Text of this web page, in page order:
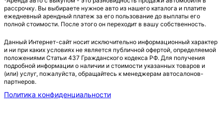
рассрочку. Вы выбираете нужное авто из нашего каталога и платите
ежедневный арендный платеж за его пользование до выплаты его
полной стоимости. После этого он переходит в вашу собственность.
Данный Интернет-сайт носит исключительно информационный характер
и ни при каких условиях не является публичной офертой, определяемой
положениями Статьи 437 Гражданского кодекса РФ. Для получения
подробной информации о наличии и стоимости указанных товаров и
(или) услуг, пожалуйста, обращайтесь к менеджерам автосалонов-
партнеров.
Политика конфиденциальности